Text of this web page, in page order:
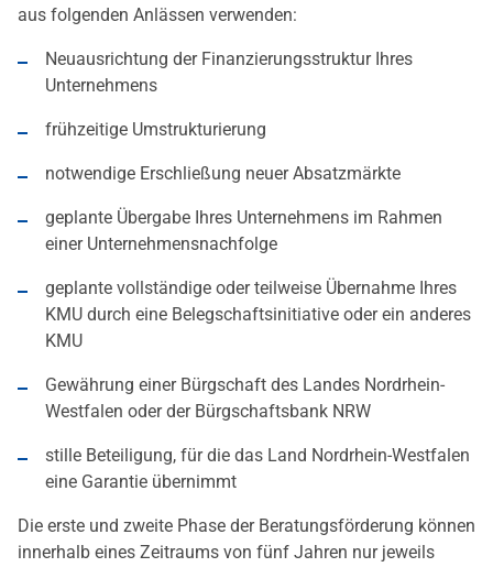
aus folgenden Anlässen verwenden:
Neuausrichtung der Finanzierungsstruktur Ihres
Unternehmens
frühzeitige Umstrukturierung
notwendige Erschließung neuer Absatzmärkte
geplante Übergabe Ihres Unternehmens im Rahmen
einer Unternehmensnachfolge
geplante vollständige oder teilweise Übernahme Ihres
KMU durch eine Belegschaftsinitiative oder ein anderes
KMU
Gewährung einer Bürgschaft des Landes Nordrhein-
Westfalen oder der Bürgschaftsbank NRW
stille Beteiligung, für die das Land Nordrhein-Westfalen
eine Garantie übernimmt
Die erste und zweite Phase der Beratungsförderung können
innerhalb eines Zeitraums von fünf Jahren nur jeweils